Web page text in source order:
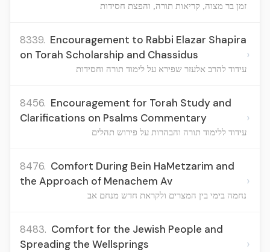
זמן בר מצוה, קריאות תורה, והפצת חסידות
8339. Encouragement to Rabbi Elazar Shapira
on Torah Scholarship and Chassidus
עידוד להרב אלעזר שפירא על לימוד תורה וחסידות
›
8456. Encouragement for Torah Study and
Clarifications on Psalms Commentary
עידוד ללימוד תורה והבהרות על פירוש תהלים
›
8476. Comfort During Bein HaMetzarim and
the Approach of Menachem Av
נחמה בימי בין המצרים ולקראת חדש מנחם אב
›
8483. Comfort for the Jewish People and
Spreading the Wellsprings
›